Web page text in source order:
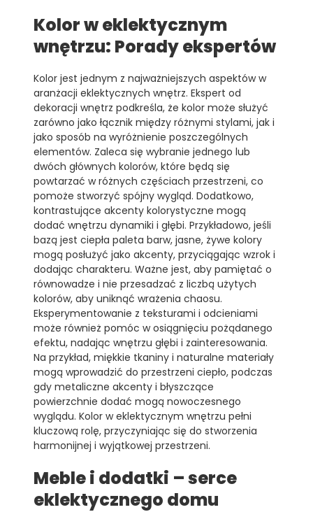
Kolor w eklektycznym
wnętrzu: Porady ekspertów
Kolor jest jednym z najważniejszych aspektów w
aranżacji eklektycznych wnętrz. Ekspert od
dekoracji wnętrz podkreśla, że kolor może służyć
zarówno jako łącznik między różnymi stylami, jak i
jako sposób na wyróżnienie poszczególnych
elementów. Zaleca się wybranie jednego lub
dwóch głównych kolorów, które będą się
powtarzać w różnych częściach przestrzeni, co
pomoże stworzyć spójny wygląd. Dodatkowo,
kontrastujące akcenty kolorystyczne mogą
dodać wnętrzu dynamiki i głębi. Przykładowo, jeśli
bazą jest ciepła paleta barw, jasne, żywe kolory
mogą posłużyć jako akcenty, przyciągając wzrok i
dodając charakteru. Ważne jest, aby pamiętać o
równowadze i nie przesadzać z liczbą użytych
kolorów, aby uniknąć wrażenia chaosu.
Eksperymentowanie z teksturami i odcieniami
może również pomóc w osiągnięciu pożądanego
efektu, nadając wnętrzu głębi i zainteresowania.
Na przykład, miękkie tkaniny i naturalne materiały
mogą wprowadzić do przestrzeni ciepło, podczas
gdy metaliczne akcenty i błyszczące
powierzchnie dodać mogą nowoczesnego
wyglądu. Kolor w eklektycznym wnętrzu pełni
kluczową rolę, przyczyniając się do stworzenia
harmonijnej i wyjątkowej przestrzeni.
Meble i dodatki – serce
eklektycznego domu